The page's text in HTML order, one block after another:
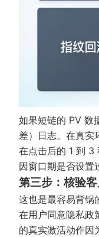
如果短链的 PV 数
差）日志。在真实
在点击后的 1 到 3
因窗口期是否设置
第三步：核验
这也是最容易背锅
在用户同意隐私政
的真实激活动作因